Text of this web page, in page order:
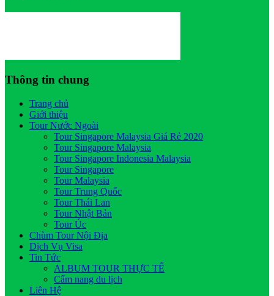
Thông tin chung
Trang chủ
Giới thiệu
Tour Nước Ngoài
Tour Singapore Malaysia Giá Rẻ 2020
Tour Singapore Malaysia
Tour Singapore Indonesia Malaysia
Tour Singapore
Tour Malaysia
Tour Trung Quốc
Tour Thái Lan
Tour Nhật Bản
Tour Úc
Chùm Tour Nội Địa
Dịch Vụ Visa
Tin Tức
ALBUM TOUR THỰC TẾ
Cẩm nang du lịch
Liên Hệ